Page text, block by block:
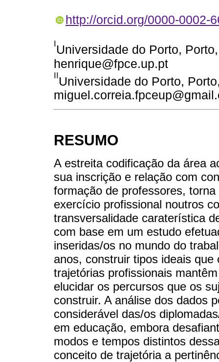
http://orcid.org/0000-0002-
IUniversidade do Porto,
henrique@fpce.up.pt
IIUniversidade do Porto,
RESUMO
A estreita codificação da área
sua inscrição e relação com
formação de professores,
exercício profissional noutros
transversalidade caraterística
com base em um estudo
inseridas/os no mundo do
anos, construir tipos ideais
trajetórias profissionais
elucidar os percursos que os
construir. A análise dos dados
considerável das/os
em educação, embora
modos e tempos distintos
conceito de trajetória a